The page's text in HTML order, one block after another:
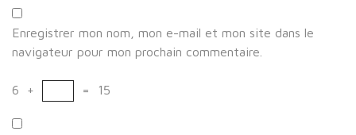
Enregistrer mon nom, mon e-mail et mon site dans le
navigateur pour mon prochain commentaire.
6 + = 15